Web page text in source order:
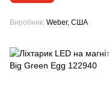
Виробник Weber, США